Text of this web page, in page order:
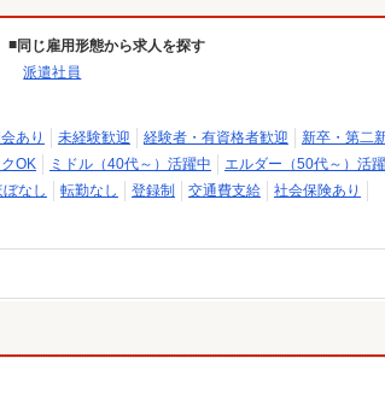
同じ雇用形態から求人を探す
派遣社員
あり 未経験歓迎 経験者・有資格者歓迎
新卒・第二
OK ミドル（40代～）活躍中
エルダー（50代～）活
なし 転勤なし 登録制 交通費支給
社会保険あり